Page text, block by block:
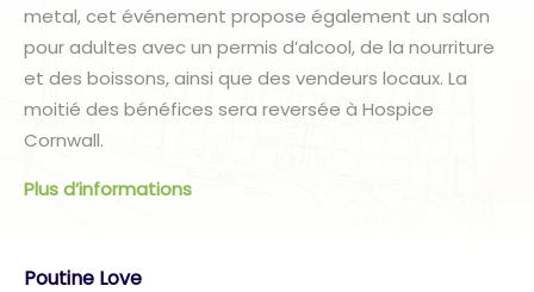
metal, cet événement propose également un salon
pour adultes avec un permis d’alcool, de la nourriture
et des boissons, ainsi que des vendeurs locaux. La
moitié des bénéfices sera reversée à Hospice
Cornwall.
Plus d’informations
Poutine Love